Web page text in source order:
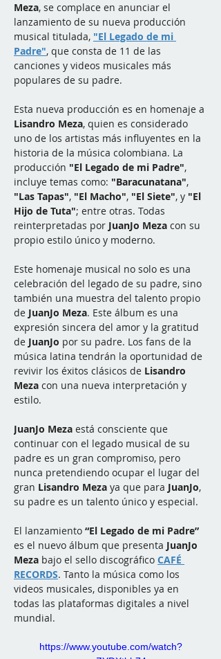
Meza, se complace en anunciar el
lanzamiento de su nueva producción
musical titulada, "El Legado de mi
Padre", que consta de 11 de las
canciones y videos musicales más
populares de su padre.
Esta nueva producción es en homenaje a
Lisandro Meza, quien es considerado
uno de los artistas más influyentes en la
historia de la música colombiana. La
producción "El Legado de mi Padre",
incluye temas como: "Baracunatana",
"Las Tapas", "El Macho", "El Siete", y "El
Hijo de Tuta"; entre otras. Todas
reinterpretadas por JuanJo Meza con su
propio estilo único y moderno.
Este homenaje musical no solo es una
celebración del legado de su padre, sino
también una muestra del talento propio
de JuanJo Meza. Este álbum es una
expresión sincera del amor y la gratitud
de JuanJo por su padre. Los fans de la
música latina tendrán la oportunidad de
revivir los éxitos clásicos de Lisandro
Meza con una nueva interpretación y
estilo.
JuanJo Meza está consciente que
continuar con el legado musical de su
padre es un gran compromiso, pero
nunca pretendiendo ocupar el lugar del
gran Lisandro Meza ya que para JuanJo,
su padre es un talento único y especial.
El lanzamiento “El Legado de mi Padre”
es el nuevo álbum que presenta JuanJo
Meza bajo el sello discográfico CAFÉ
RECORDS. Tanto la música como los
videos musicales, disponibles ya en
todas las plataformas digitales a nivel
mundial.
https://www.youtube.com/watch?